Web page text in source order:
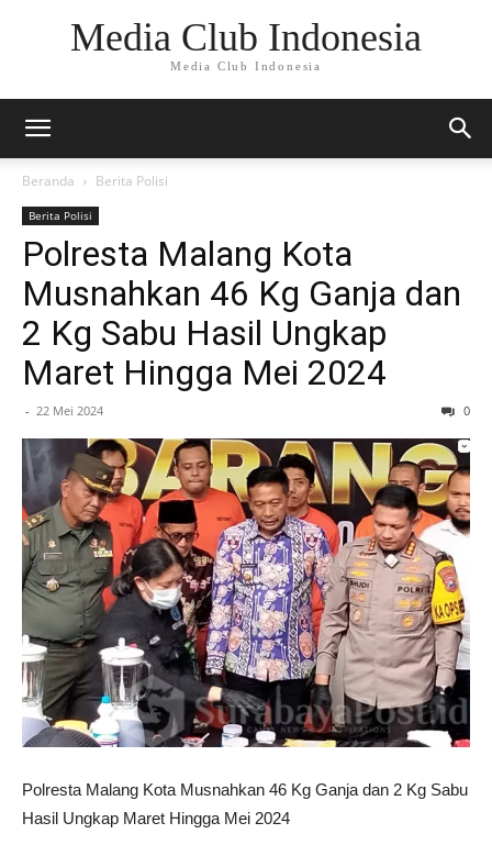
Media Club Indonesia
Media Club Indonesia
Beranda Berita Polisi
Berita Polisi
Polresta Malang Kota
Musnahkan 46 Kg Ganja dan
2 Kg Sabu Hasil Ungkap
Maret Hingga Mei 2024
- 22 Mei 2024 0
Polresta Malang Kota Musnahkan 46 Kg Ganja dan 2 Kg Sabu
Hasil Ungkap Maret Hingga Mei 2024